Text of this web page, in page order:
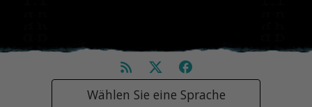
Wählen Sie eine Sprache